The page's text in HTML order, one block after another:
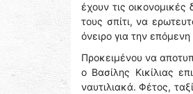
έχουν τις
τους σπίτι, να
όνειρο για την
Προκειμένου να
ο Βασίλης Κικίλιας
ναυτιλιακά. Φέτος,